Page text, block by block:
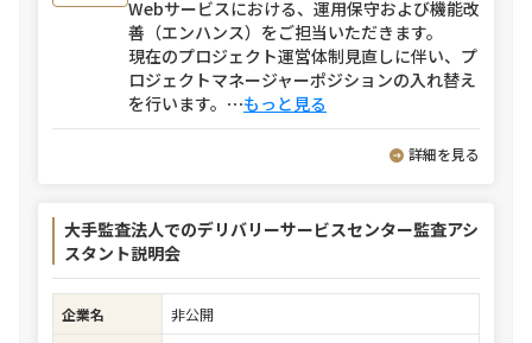
Webサービスにおける、運用保守および機能改
善（エンハンス）をご担当いただきます。
現在のプロジェクト運営体制見直しに伴い、プ
ロジェクトマネージャーポジションの入れ替え
を行います。 ⋯もっと見る
詳細を見る
大手監査法人でのデリバリーサービスセンター監査アシ
スタント説明会
企業名
非公開